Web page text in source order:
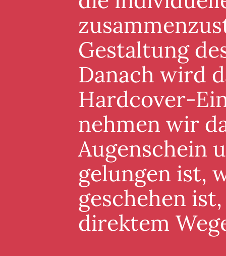
Gestaltung
Danach wird
Hardcover-
nehmen wir
Augenschein
gelungen ist,
geschehen
direktem